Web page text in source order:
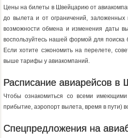
Цены на билеты в Швейцарию от
до вылета и от ограничений, заложенных
возможности обмена и изменения даты
воспользуйтесь нашей формой для
Если хотите сэкономить на перелете,
выше тарифы у авиакомпаний.
Расписание авиарейсов в
Чтобы ознакомиться со всеми
прибытие, аэропорт вылета, время в пути)
Спецпредложения на